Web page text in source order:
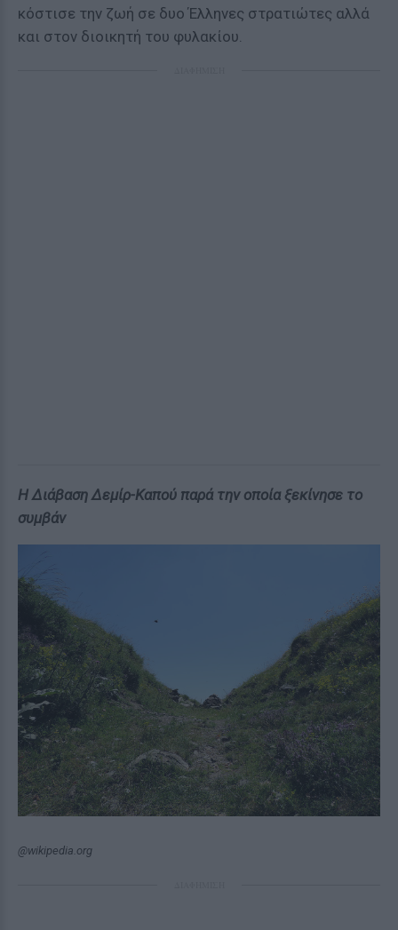
κόστισε την ζωή σε δυο Έλληνες στρατιώτες αλλά
και στον διοικητή του φυλακίου.
Η Διάβαση Δεμίρ-Καπού παρά την οποία ξεκίνησε το
συμβάν
@wikipedia.org